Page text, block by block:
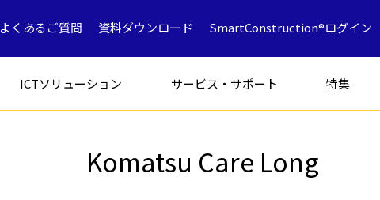
よくあるご質問 資料ダウンロード SmartConstruction®ログイン
ICTソリューション サービス・サポート 特集
Komatsu Care Long